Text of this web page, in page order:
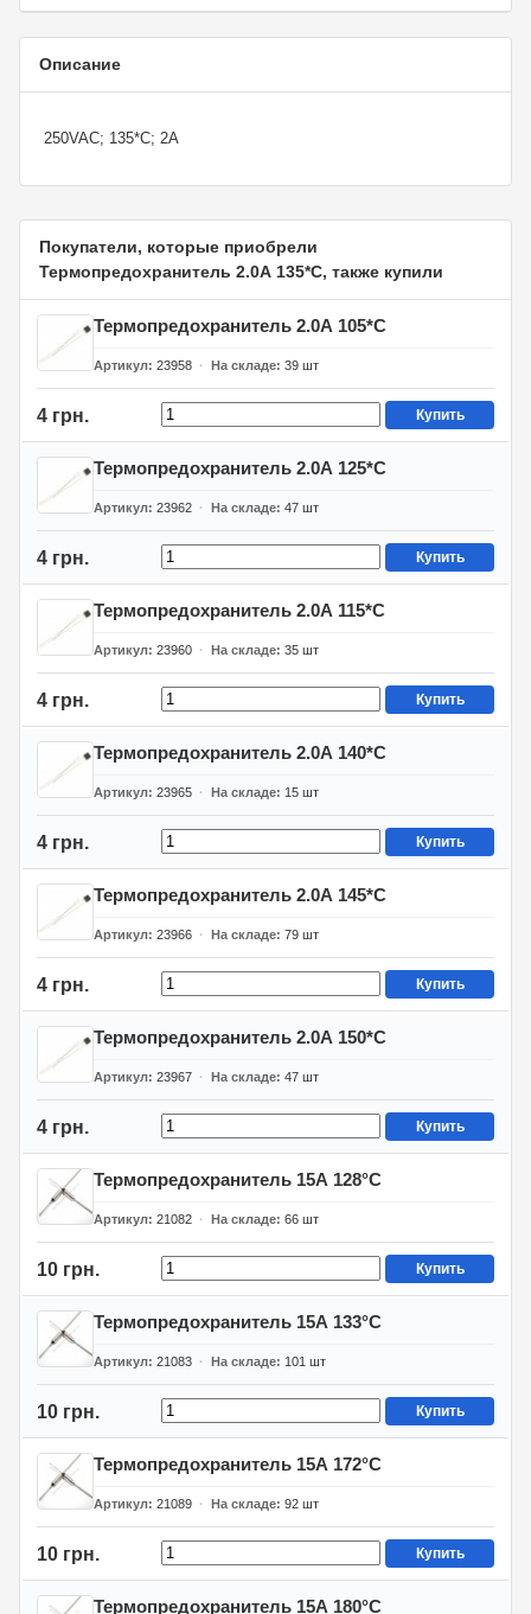
Описание
250VAC; 135*C; 2A
Покупатели, которые приобрели
Термопредохранитель 2.0А 135*C, также купили
Термопредохранитель 2.0А 105*C
Артикул 23958 На складе 39 шт
4 грн. Купить
Термопредохранитель 2.0А 125*C
Артикул 23962 На складе 47 шт
4 грн. Купить
Термопредохранитель 2.0А 115*C
Артикул 23960 На складе 35 шт
4 грн. Купить
Термопредохранитель 2.0А 140*C
Артикул 23965 На складе 15 шт
4 грн. Купить
Термопредохранитель 2.0А 145*C
Артикул 23966 На складе 79 шт
4 грн. Купить
Термопредохранитель 2.0А 150*C
Артикул 23967 На складе 47 шт
4 грн. Купить
Термопредохранитель 15А 128°C
Артикул 21082 На складе 66 шт
10 грн. Купить
Термопредохранитель 15А 133°C
Артикул 21083 На складе 101 шт
10 грн. Купить
Термопредохранитель 15А 172°C
Артикул 21089 На складе 92 шт
10 грн. Купить
Термопредохранитель 15А 180°C